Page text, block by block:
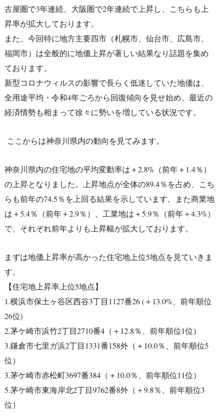
古屋圏で3年連続、大阪圏で2年連続で上昇し、こちらも上
昇率が拡大しております。
また、今回特に地方主要四市（札幌市、仙台市、広島市、
福岡市）は全般的に地価上昇が著しい結果なり話題を集め
ております。
新型コロナウィルスの影響で長らく低迷していた地価は、
全用途平均・令和4年ごろから回復傾向を見せ始め、最近の
経済情勢も相まって徐々に勢いを増している状況です。
ここからは神奈川県内の動向を見てみます。
神奈川県内の住宅地の平均変動率は＋2.8%（前年＋1.4％）
の上昇となりました。上昇地点が全体の89.4％を占め、こち
らも前年の74.5％を上回る結果を示しています。また商業地
は＋5.4％（前年＋2.9％）、工業地は＋5.9％（前年＋4.3%）
で、それぞれ前年よりも上昇幅が拡大しております。
まずは地価上昇率が高かった住宅地上位5地点を見ていきま
す。
【住宅地上昇率上位5地点】
1.横浜市保土ヶ谷区西谷3丁目1127番26 (＋13.0%、前年順位
26位)
2.茅ケ崎市浜竹2丁目2710番4（＋12.8％、前年順位1位）
3.鎌倉市七里ガ浜2丁目1331番158外（＋10.0％、前年順位5
位）
3.茅ケ崎市赤松町3697番384（＋10.0％、前年順位11位）
5.茅ケ崎市東海岸北2丁目9762番8外（＋9.8％、前年順位3
位）